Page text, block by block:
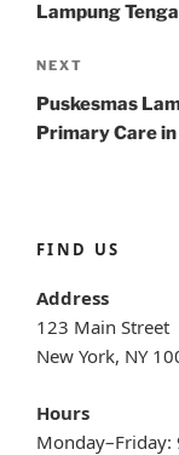
Lampung
Next
Post
NEXT
Puskesmas
Primary Care
FIND US
Address
123 Main Street
New York, NY
Hours
Monday–Friday: